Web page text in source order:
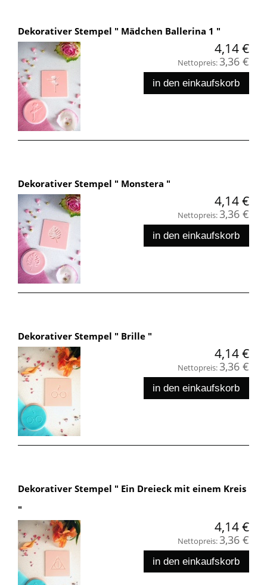
Dekorativer Stempel " Mädchen Ballerina 1 "
4,14 €
Nettopreis:3,36 €
in den einkaufskorb
Dekorativer Stempel " Monstera "
4,14 €
Nettopreis:3,36 €
in den einkaufskorb
Dekorativer Stempel " Brille "
4,14 €
Nettopreis:3,36 €
in den einkaufskorb
Dekorativer Stempel " Ein Dreieck mit einem Kreis
"
4,14 €
Nettopreis:3,36 €
in den einkaufskorb